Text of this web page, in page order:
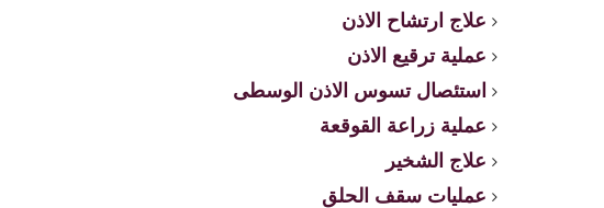
علاج ارتشاح الاذن
عملية ترقيع الاذن
استئصال تسوس الاذن الوسطى
عملية زراعة القوقعة
علاج الشخير
عمليات سقف الحلق